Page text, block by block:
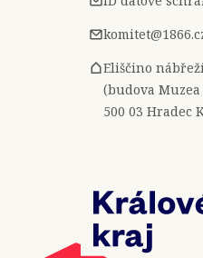
Eliščino
(budova
500 03 Hradec